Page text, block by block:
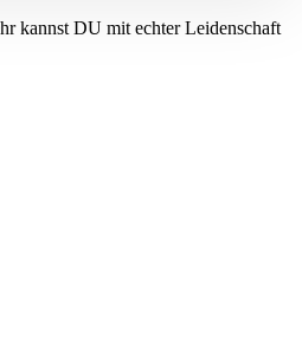
kannst DU mit echter Leidenschaft